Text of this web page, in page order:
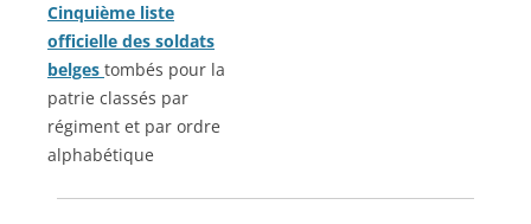
Cinquième liste
officielle des soldats
belges tombés pour la
patrie classés par
régiment et par ordre
alphabétique